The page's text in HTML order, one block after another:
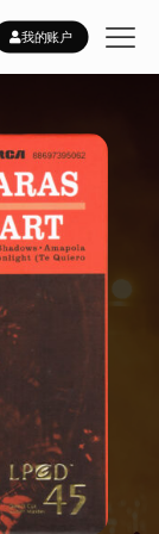
我的账户